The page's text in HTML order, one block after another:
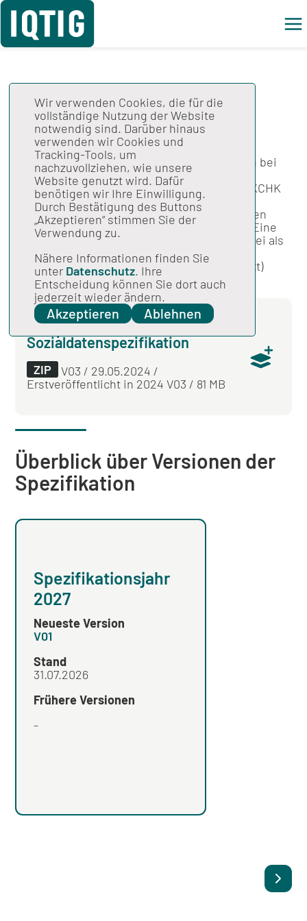
Gesamtspezifikation
Stand: 29.05.2024
Spezifikation für die Nutzung der Sozialdaten bei
den Krankenkassen 2024, Version V03;
Fehlerkorrektur für die Module DIALS sowie KCHK
für das Erfassungsjahr 2024 in Tabelle
ModulErfassungsjahr, Fehlerkorrekturen in den
Regeltabellen der Spezifikationsdatenbank. Eine
Übersicht aller Änderungen ist in der ZIP-Datei als
Spezifikationskomponente
(2024_UebersichtAenderungen-SDAT_V03.txt)
enthalten.
Komplettdownload
Sozialdatenspezifikation
ZIP
V03 / 29.05.2024 /
Erstveröffentlicht in 2024 V03 / 81 MB
Überblick über Versionen der
Spezifikation
Spezifikationsjahr
2027
Neueste Version
V01
Stand
31.07.2026
Frühere Versionen
-
Wir verwenden Cookies, die für die
vollständige Nutzung der Website
notwendig sind. Darüber hinaus
verwenden wir Cookies und
Tracking-Tools, um
nachzuvollziehen, wie unsere
Website genutzt wird. Dafür
benötigen wir Ihre Einwilligung.
Durch Bestätigung des Buttons
„Akzeptieren“ stimmen Sie der
Verwendung zu.
Nähere Informationen finden Sie
unter Datenschutz. Ihre
Entscheidung können Sie dort auch
jederzeit wieder ändern.
Akzeptieren Ablehnen